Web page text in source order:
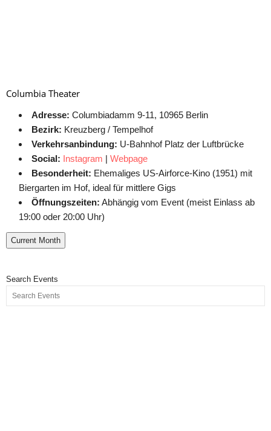
Columbia Theater
Adresse: Columbiadamm 9-11, 10965 Berlin
Bezirk: Kreuzberg / Tempelhof
Verkehrsanbindung: U-Bahnhof Platz der Luftbrücke
Social: Instagram | Webpage
Besonderheit: Ehemaliges US-Airforce-Kino (1951) mit
Biergarten im Hof, ideal für mittlere Gigs
Öffnungszeiten: Abhängig vom Event (meist Einlass ab
19:00 oder 20:00 Uhr)
Current Month
Search Events